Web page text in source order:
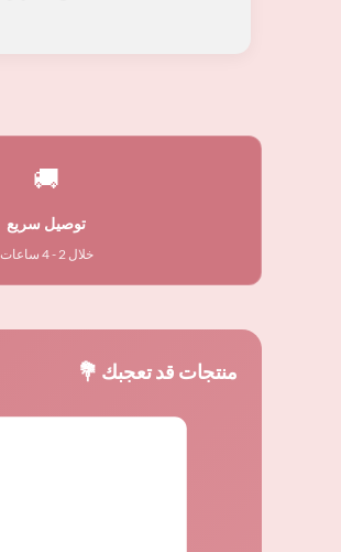
🚚
توصيل سريع
خلال 2 - 4 ساعات
منتجات قد تعجبك 💐